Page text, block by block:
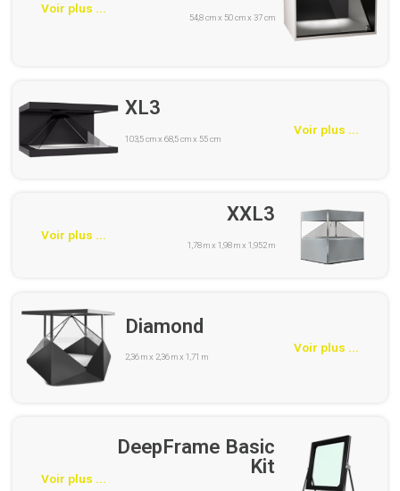
Voir plus ...
54,8 cm x 50 cm x 37 cm
XL3
103,5 cm x 68,5 cm x 55 cm
Voir plus ...
Voir plus ...
XXL3
1,78 m x 1,98 m x 1,952 m
Diamond
2,36 m x 2,36 m x 1,71 m
Voir plus ...
Voir plus ...
DeepFrame Basic
Kit